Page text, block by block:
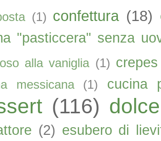
(1) confettura (18)
"pasticcera" senza
alla vaniglia (1) crepes
messicana (1) cucina
(116) dolce
(2) esubero di